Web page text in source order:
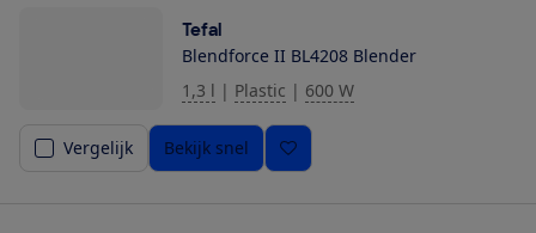
Tefal
Blendforce II BL4208 Blender
1,3 l | Plastic | 600 W
Vergelijk Bekijk snel